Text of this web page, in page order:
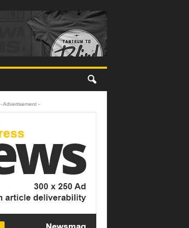
- Advertisement -